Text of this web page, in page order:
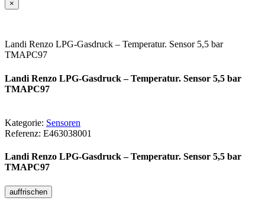
×
Landi Renzo LPG-Gasdruck – Temperatur. Sensor 5,5 bar
TMAPC97
Landi Renzo LPG-Gasdruck – Temperatur. Sensor 5,5 bar
TMAPC97
Kategorie: Sensoren
Referenz: E463038001
Landi Renzo LPG-Gasdruck – Temperatur. Sensor 5,5 bar
TMAPC97